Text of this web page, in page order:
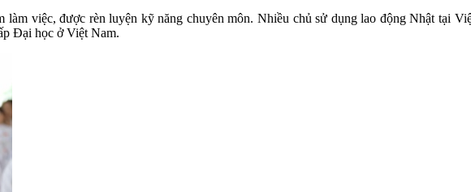
việc, được rèn luyện kỹ năng chuyên môn. Nhiều chủ sử dụng lao động Nhật tại
Đại học ở Việt Nam.